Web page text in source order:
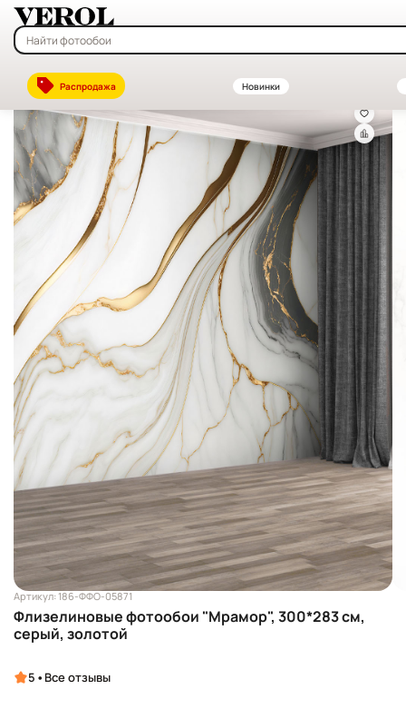
Распродажа Новинки
Главная—Каталог
Артикул: 186-ФФО-05871
Флизелиновые фотообои "Мрамор", 300*283 см,
серый, золотой
5 • Все отзывы